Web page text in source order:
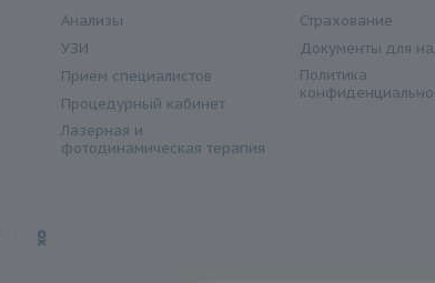
Анализы
УЗИ
Прием специалистов
Процедурный кабинет
Лазерная и
фотодинамическая терапия
Страхование
Документы для
Политика